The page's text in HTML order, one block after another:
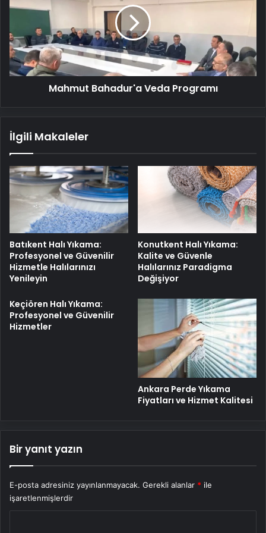
Programı
Mahmut Bahadur'a Veda Programı
İlgili Makaleler
Batıkent Halı Yıkama:
Profesyonel ve Güvenilir
Hizmetle Halılarınızı
Yenileyin
Konutkent Halı Yıkama:
Kalite ve Güvenle
Halılarınız Paradigma
Değişiyor
Keçiören Halı Yıkama:
Profesyonel ve Güvenilir
Hizmetler
Ankara Perde Yıkama
Fiyatları ve Hizmet Kalitesi
Bir yanıt yazın
E-posta adresiniz yayınlanmayacak. Gerekli alanlar * ile
işaretlenmişlerdir